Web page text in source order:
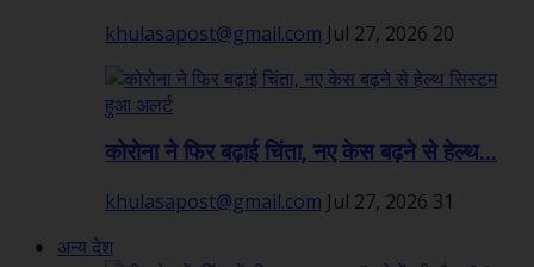
khulasapost@gmail.com Jul 27, 2026 20
कोरोना ने फिर बढ़ाई चिंता, नए केस बढ़ने से हेल्थ...
khulasapost@gmail.com Jul 27, 2026 31
अन्य देश